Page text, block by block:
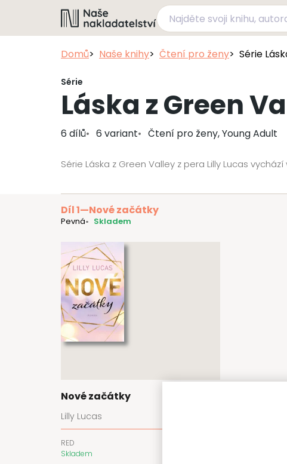
Domů Naše knihy Čtení pro ženy Série
Série
Láska z Green
6 dílů 6 variant Čtení pro ženy, Young Adult
Série Láska z Green Valley z pera Lilly Lucas
Díl 1—Nové začátky
Pevná Skladem
Nové začátky
Lilly Lucas
RED
Skladem